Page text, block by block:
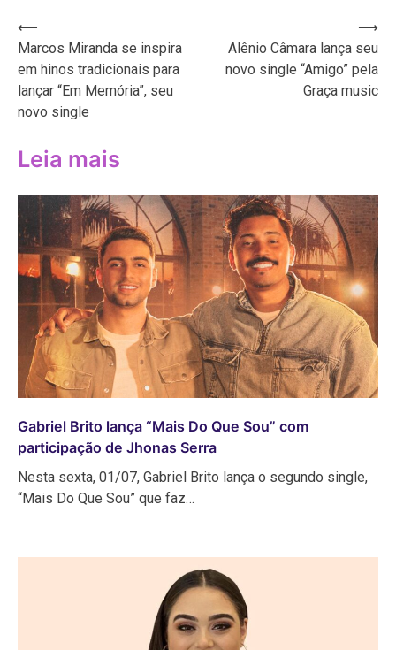
Navegação
de
Post
⟵
Marcos Miranda se inspira
em hinos tradicionais para
lançar “Em Memória”, seu
novo single
Alênio Câmara lança seu
novo single “Amigo” pela
Graça music
⟶
Leia mais
Gabriel Brito lança “Mais Do Que Sou” com
participação de Jhonas Serra
Nesta sexta, 01/07, Gabriel Brito lança o segundo single,
“Mais Do Que Sou” que faz…